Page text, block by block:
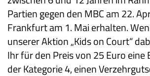
Partien gegen den MBC am 22.
Frankfurt am 1. Mai erhalten.
unserer Aktion „Kids on Court“
Ihr für den Preis von 25 Euro
der Kategorie 4, einen